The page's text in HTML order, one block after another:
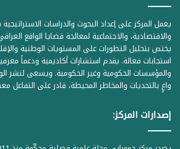
يعمل المركز على إعداد البحوث والدراسات
والاقتصادية، والاجتماعية لمعالجة قضايا الواقع
يختص بتحليل التطورات على المستويات الوطنية
استجابات فعالة. يقدم استشارات أكاديمية ودعماً
والمؤسسات الحكومية وغير الحكومية. ويسعى لنشر
واعٍ بالتحديات والمخاطر المحيطة، قادر على التفاعل
إصدارات المركز: